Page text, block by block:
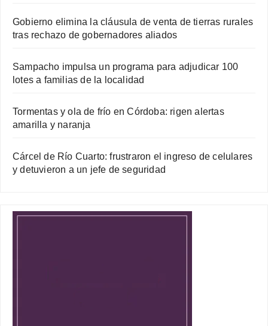
Gobierno elimina la cláusula de venta de tierras rurales
tras rechazo de gobernadores aliados
Sampacho impulsa un programa para adjudicar 100
lotes a familias de la localidad
Tormentas y ola de frío en Córdoba: rigen alertas
amarilla y naranja
Cárcel de Río Cuarto: frustraron el ingreso de celulares
y detuvieron a un jefe de seguridad